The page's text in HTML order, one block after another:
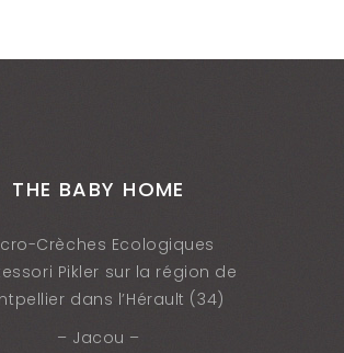
THE BABY HOME
Crèches Ecologiques
Pikler sur la région de
dans l’Hérault (34)
– Jacou –